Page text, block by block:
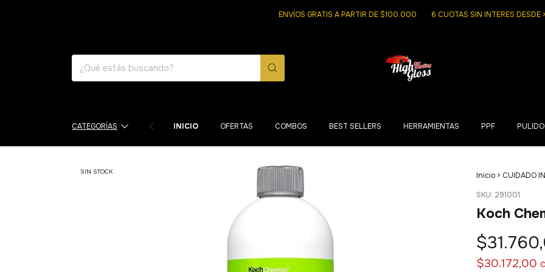
ENVÍOS GRATIS A PARTIR DE $100.000 6 CUOTAS SIN INTERES DESDE >
CATEGORÍAS INICIO OFERTAS COMBOS BEST SELLERS HERRAMIENTAS PPF PULIDO
SIN STOCK Inicio > CUIDADO
SKU: 291001
Koch
$30.172,00